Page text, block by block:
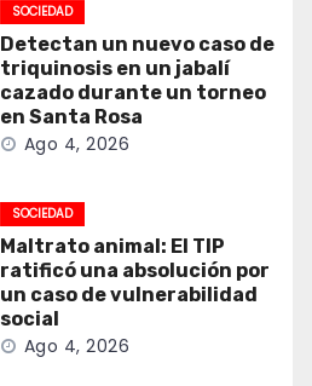
SOCIEDAD
Detectan un nuevo caso de
triquinosis en un jabalí
cazado durante un torneo
en Santa Rosa
Ago 4, 2026
SOCIEDAD
Maltrato animal: El TIP
ratificó una absolución por
un caso de vulnerabilidad
social
Ago 4, 2026